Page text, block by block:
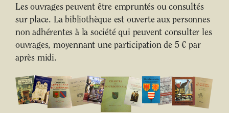
Les ouvrages peuvent être empruntés ou consultés
sur place. La bibliothèque est ouverte aux personnes
non adhérentes à la société qui peuvent consulter les
ouvrages, moyennant une participation de 5 € par
après midi.